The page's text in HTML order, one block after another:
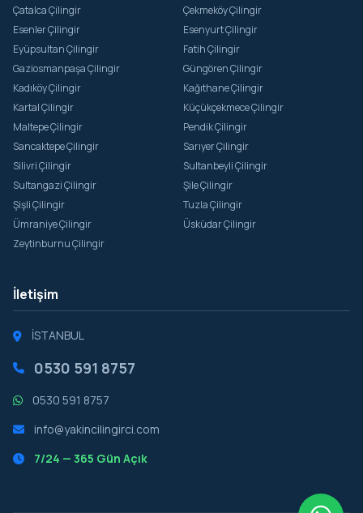
Çatalca Çilingir
Çekmeköy Çilingir
Esenler Çilingir
Esenyurt Çilingir
Eyüpsultan Çilingir
Fatih Çilingir
Gaziosmanpaşa Çilingir
Güngören Çilingir
Kadıköy Çilingir
Kağıthane Çilingir
Kartal Çilingir
Küçükçekmece Çilingir
Maltepe Çilingir
Pendik Çilingir
Sancaktepe Çilingir
Sarıyer Çilingir
Silivri Çilingir
Sultanbeyli Çilingir
Sultangazi Çilingir
Şile Çilingir
Şişli Çilingir
Tuzla Çilingir
Ümraniye Çilingir
Üsküdar Çilingir
Zeytinburnu Çilingir
İletişim
İSTANBUL
0530 591 8757
0530 591 8757
info@yakincilingirci.com
7/24 — 365 Gün Açık